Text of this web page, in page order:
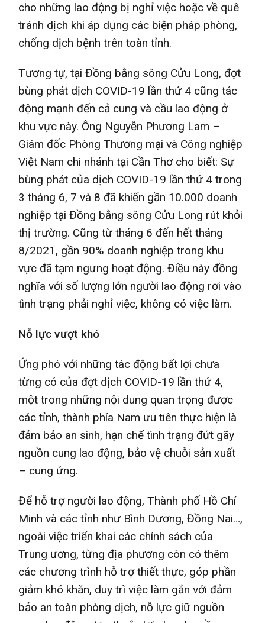
cho những lao động bị nghỉ việc hoặc về quê
tránh dịch khi áp dụng các biện pháp phòng,
chống dịch bệnh trên toàn tỉnh.
Tương tự, tại Đồng bằng sông Cửu Long, đợt
bùng phát dịch COVID-19 lần thứ 4 cũng tác
động mạnh đến cả cung và cầu lao động ở
khu vực này. Ông Nguyễn Phương Lam –
Giám đốc Phòng Thương mại và Công nghiệp
Việt Nam chi nhánh tại Cần Thơ cho biết: Sự
bùng phát của dịch COVID-19 lần thứ 4 trong
3 tháng 6, 7 và 8 đã khiến gần 10.000 doanh
nghiệp tại Đồng bằng sông Cửu Long rút khỏi
thị trường. Cũng từ tháng 6 đến hết tháng
8/2021, gần 90% doanh nghiệp trong khu
vực đã tạm ngưng hoạt động. Điều này đồng
nghĩa với số lượng lớn người lao động rơi vào
tình trạng phải nghỉ việc, không có việc làm.
Nỗ lực vượt khó
Ứng phó với những tác động bất lợi chưa
từng có của đợt dịch COVID-19 lần thứ 4,
một trong những nội dung quan trọng được
các tỉnh, thành phía Nam ưu tiên thực hiện là
đảm bảo an sinh, hạn chế tình trạng đứt gãy
nguồn cung lao động, bảo vệ chuỗi sản xuất
– cung ứng.
Để hỗ trợ người lao động, Thành phố Hồ Chí
Minh và các tỉnh như Bình Dương, Đồng Nai…,
ngoài việc triển khai các chính sách của
Trung ương, từng địa phương còn có thêm
các chương trình hỗ trợ thiết thực, góp phần
giảm khó khăn, duy trì việc làm gắn với đảm
bảo an toàn phòng dịch, nỗ lực giữ nguồn